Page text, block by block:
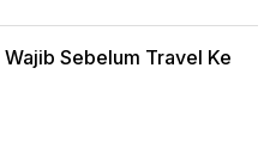
Sebelum Travel Ke